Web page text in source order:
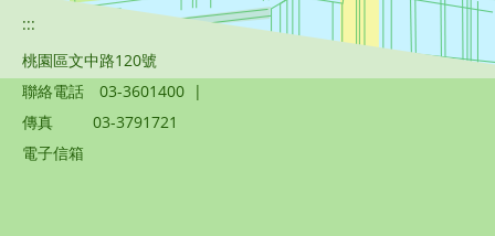
:::
桃園區文中路120號
聯絡電話
03-3601400 |
傳真
03-3791721
電子信箱